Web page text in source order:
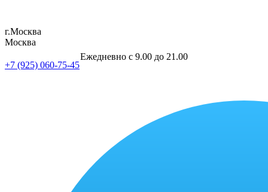
г.Москва
Москва
Ежедневно с 9.00 до 21.00
+7 (925) 060-75-45